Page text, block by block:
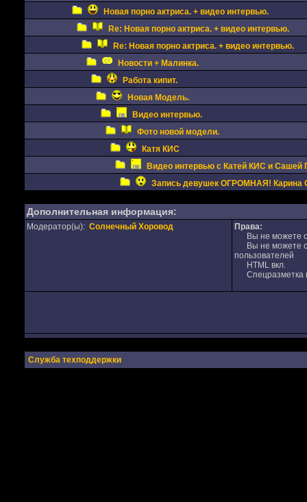
Новая порно актриса. + видео интервью.
Re: Новая порно актриса. + видео интервью.
Re: Новая порно актриса. + видео интервью.
Новости + Малинка.
Работа кипит.
Новая Модель.
Видео интервью.
Фото новой модели.
Катя КИС
Видео интервью с Катей КИС и Сашей
Запись девушек ОГРОМНАЯ! Карина
Дополнительная информация:
Модератор(ы): Солнечный Хоровод
Права:
Вы не можете
Вы не можете
пользователей
HTML вкл.
Спецразметка
Служба техподдержки